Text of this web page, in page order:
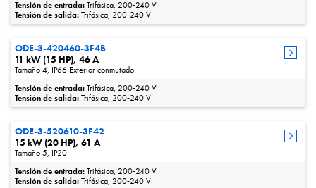
Tensión de entrada:Trifásica, 200‑240 V
Tensión de salida:Trifásica, 200‑240 V
ODE-3-420460-3F4B
11 kW (15 HP), 46 A
Tamaño 4, IP66 Exterior conmutado
Tensión de entrada:Trifásica, 200‑240 V
Tensión de salida:Trifásica, 200‑240 V
ODE-3-520610-3F42
15 kW (20 HP), 61 A
Tamaño 5, IP20
Tensión de entrada:Trifásica, 200‑240 V
Tensión de salida:Trifásica, 200‑240 V